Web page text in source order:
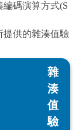
碼演算方式(S
提供的雜湊值驗
雜
湊
值
驗